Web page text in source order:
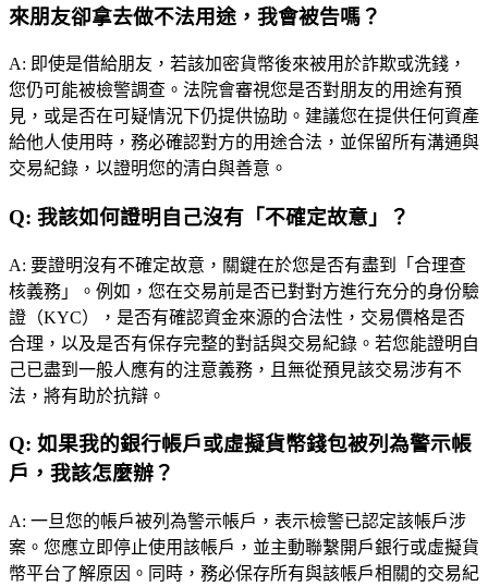
來朋友卻拿去做不法用途，我會被告嗎？
A: 即使是借給朋友，若該加密貨幣後來被用於詐欺或洗錢，
您仍可能被檢警調查。法院會審視您是否對朋友的用途有預
見，或是否在可疑情況下仍提供協助。建議您在提供任何資產
給他人使用時，務必確認對方的用途合法，並保留所有溝通與
交易紀錄，以證明您的清白與善意。
Q: 我該如何證明自己沒有「不確定故意」？
A: 要證明沒有不確定故意，關鍵在於您是否有盡到「合理查
核義務」。例如，您在交易前是否已對對方進行充分的身份驗
證（KYC），是否有確認資金來源的合法性，交易價格是否
合理，以及是否有保存完整的對話與交易紀錄。若您能證明自
己已盡到一般人應有的注意義務，且無從預見該交易涉有不
法，將有助於抗辯。
Q: 如果我的銀行帳戶或虛擬貨幣錢包被列為警示帳
戶，我該怎麼辦？
A: 一旦您的帳戶被列為警示帳戶，表示檢警已認定該帳戶涉
案。您應立即停止使用該帳戶，並主動聯繫開戶銀行或虛擬貨
幣平台了解原因。同時，務必保存所有與該帳戶相關的交易紀